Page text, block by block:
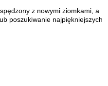
z nowymi ziomkami, a
poszukiwanie najpiękniejszych